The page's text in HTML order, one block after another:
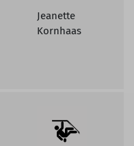
Jeanette
Kornhaas